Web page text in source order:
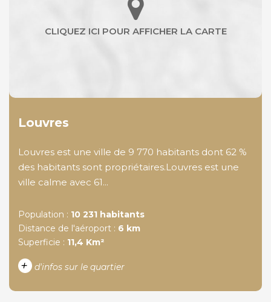
Louvres
Louvres est une ville de 9 770 habitants dont 62 %
des habitants sont propriétaires.Louvres est une
ville calme avec 61...
Population : 10 231 habitants
Distance de l'aéroport : 6 km
Superficie : 11,4 Km²
+ d'infos sur le quartier